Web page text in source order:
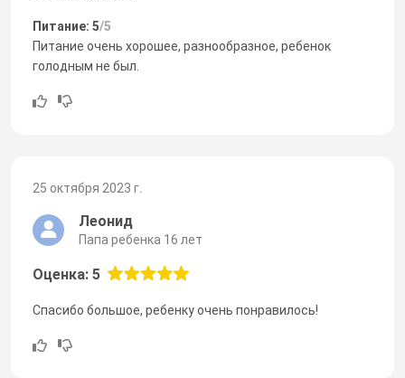
Питание: 5/5
Питание очень хорошее, разнообразное, ребенок
голодным не был.
25 октября 2023 г.
Леонид
Папа ребенка 16 лет
Оценка: 5
Спасибо большое, ребенку очень понравилось!